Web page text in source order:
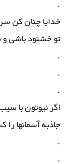
.
خدایا چنان کن
تو خشنود باشی و
.
.
.
اگر نیوتون با
جاذبه آسمانها
.
.